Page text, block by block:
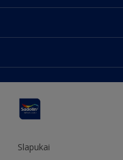
Susisiekti su mumis
Produktai
Įkvėpimas
Dekoravimo patarimai
Sadolin Metų spalva
Slapukai